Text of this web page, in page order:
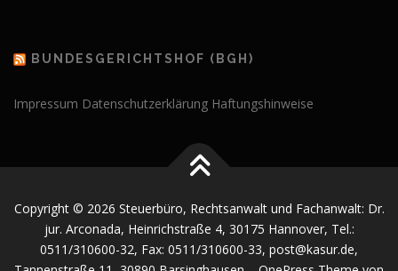
BUNDESGERICHTSHOF (BGH)
Impressum Datenschutzerklärung Haftungshinweise
Copyright © 2026 Steuerbüro, Rechtsanwalt und Fachanwalt: Dr.
jur. Arconada, Heinrichstraße 4, 30175 Hannover, Tel.:
0511/310600-32, Fax: 0511/310600-33, post@kasur.de,